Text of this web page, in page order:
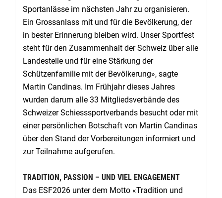
Sportanlässe im nächsten Jahr zu organisieren.
Ein Grossanlass mit und für die Bevölkerung, der
in bester Erinnerung bleiben wird. Unser Sportfest
steht für den Zusammenhalt der Schweiz über alle
Landesteile und für eine Stärkung der
Schützenfamilie mit der Bevölkerung», sagte
Martin Candinas. Im Frühjahr dieses Jahres
wurden darum alle 33 Mitgliedsverbände des
Schweizer Schiesssportverbands besucht oder mit
einer persönlichen Botschaft von Martin Candinas
über den Stand der Vorbereitungen informiert und
zur Teilnahme aufgerufen.
TRADITION, PASSION – UND VIEL ENGAGEMENT
Das ESF2026 unter dem Motto «Tradition und